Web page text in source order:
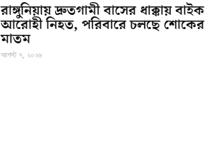
রাঙ্গুনিয়ায় দ্রুতগামী বাসের ধাক্কায় বাইক
আরোহী নিহত, পরিবারে চলছে শোকের
মাতম
আগস্ট ৭, ২০২৬